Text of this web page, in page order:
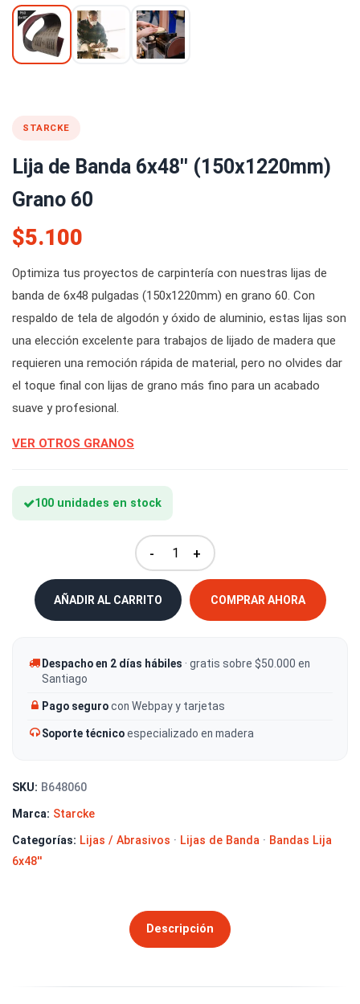
STARCKE
Lija de Banda 6x48'' (150x1220mm)
Grano 60
$5.100
Optimiza tus proyectos de carpintería con nuestras lijas de
banda de 6x48 pulgadas (150x1220mm) en grano 60. Con
respaldo de tela de algodón y óxido de aluminio, estas lijas son
una elección excelente para trabajos de lijado de madera que
requieren una remoción rápida de material, pero no olvides dar
el toque final con lijas de grano más fino para un acabado
suave y profesional.
VER OTROS GRANOS
100 unidades en stock
- +
AÑADIR AL CARRITO COMPRAR AHORA
Despacho en 2 días hábiles · gratis sobre $50.000 en
Santiago
Pago segurocon Webpay y tarjetas
Soporte técnicoespecializado en madera
SKU: B648060
Marca: Starcke
Categorías: Lijas / Abrasivos · Lijas de Banda · Bandas Lija
6x48''
Descripción